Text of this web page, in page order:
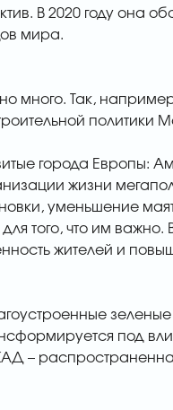
В 2020 году она
мира.
много. Так,
политики
города Европы:
жизни
уменьшение
того, что им важно.
жителей и
под
–